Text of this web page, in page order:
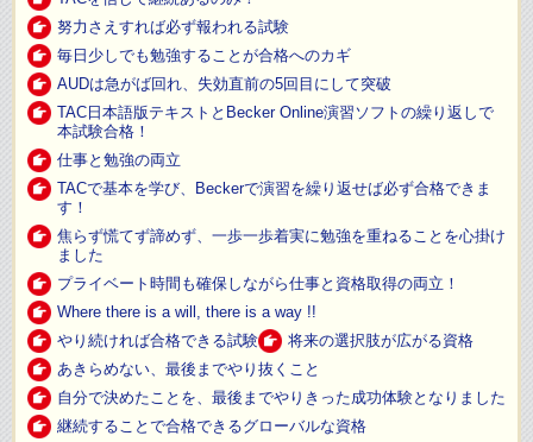
努力さえすれば必ず報われる試験
毎日少しでも勉強することが合格へのカギ
AUDは急がば回れ、失効直前の5回目にして突破
TAC日本語版テキストとBecker Online演習ソフトの繰り返しで
本試験合格！
仕事と勉強の両立
TACで基本を学び、Beckerで演習を繰り返せば必ず合格できま
す！
焦らず慌てず諦めず、一歩一歩着実に勉強を重ねることを心掛け
ました
プライベート時間も確保しながら仕事と資格取得の両立！
Where there is a will, there is a way !!
やり続ければ合格できる試験
将来の選択肢が広がる資格
あきらめない、最後までやり抜くこと
自分で決めたことを、最後までやりきった成功体験となりました
継続することで合格できるグローバルな資格